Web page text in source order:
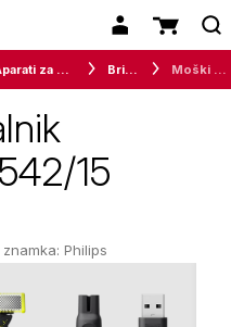
Aparati za osebno nego Brivniki
15
Philips